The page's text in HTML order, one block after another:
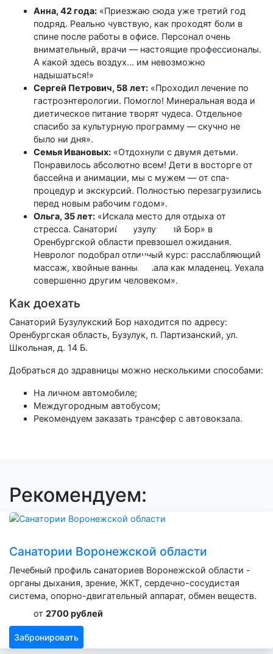
Анна, 42 года: «Приезжаю сюда уже третий год
подряд. Реально чувствую, как проходят боли в
спине после работы в офисе. Персонал очень
внимательный, врачи — настоящие профессионалы.
А какой здесь воздух... им невозможно
надышаться!»
Сергей Петрович, 58 лет: «Проходил лечение по
гастроэнтерологии. Помогло! Минеральная вода и
диетическое питание творят чудеса. Отдельное
спасибо за культурную программу — скучно не
было ни дня».
Семья Ивановых: «Отдохнули с двумя детьми.
Понравилось абсолютно всем! Дети в восторге от
бассейна и анимации, мы с мужем — от спа-
процедур и экскурсий. Полностью перезагрузились
перед новым рабочим годом».
Ольга, 35 лет: «Искала место для отдыха от
стресса. Санаторий «Бузулукский Бор» в
Оренбургской области превзошел ожидания.
Невролог подобрал отличный курс: расслабляющий
массаж, хвойные ванны. Спала как младенец. Уехала
совершенно другим человеком».
Как доехать
Санаторий Бузулукский Бор находится по адресу:
Оренбургская область, Бузулук, п. Партизанский, ул.
Школьная, д. 14 Б.
Добраться до здравницы можно несколькими способами:
На личном автомобиле;
Междугородным автобусом;
Рекомендуем заказать трансфер с автовокзала.
Рекомендуем:
Санатории Воронежской области
Лечебный профиль санаториев Воронежской области -
органы дыхания, зрение, ЖКТ, сердечно-сосудистая
система, опорно-двигательный аппарат, обмен веществ.
от 2700 рублей
Забронировать